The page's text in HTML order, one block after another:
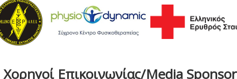
Χορηγοί Επικοινωνίας/Media